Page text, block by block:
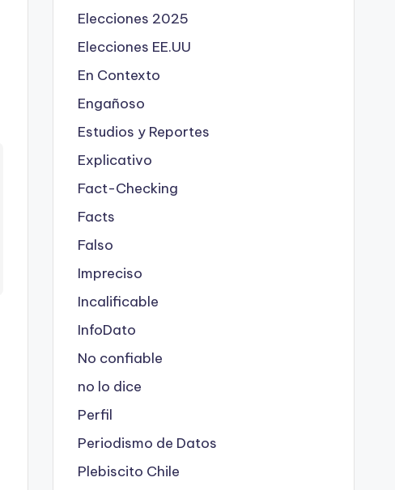
Elecciones 2025
Elecciones EE.UU
En Contexto
Engañoso
Estudios y Reportes
Explicativo
Fact-Checking
Facts
Falso
Impreciso
Incalificable
InfoDato
No confiable
no lo dice
Perfil
Periodismo de Datos
Plebiscito Chile